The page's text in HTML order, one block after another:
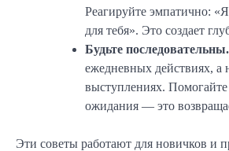
Реагируйте эмпатично:
для тебя». Это создает
Будьте последовательны.
ежедневных действиях, а
выступлениях.
ожидания — это
Эти советы работают для новичков и